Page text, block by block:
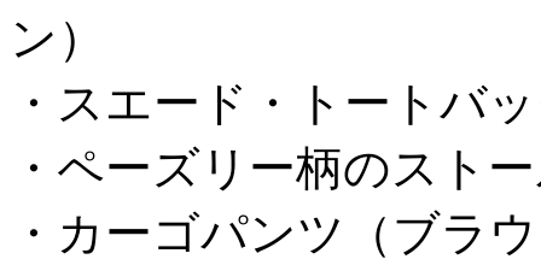
ン）
・スエード・トートバ
・ペーズリー柄のスト
・カーゴパンツ（ブラ